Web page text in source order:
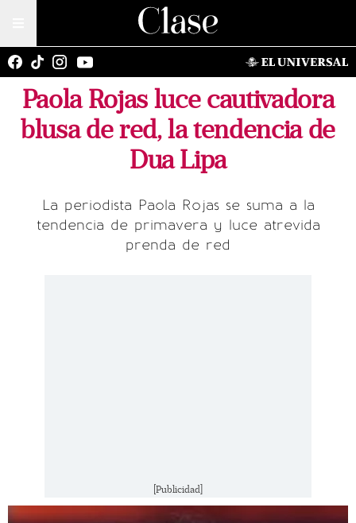
Paola Rojas luce cautivadora
blusa de red, la tendencia de
Dua Lipa
La periodista Paola Rojas se suma a la
tendencia de primavera y luce atrevida
prenda de red
[Publicidad]